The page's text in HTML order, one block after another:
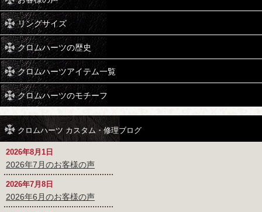
リングサイズ
クロムハーツの歴史
クロムハーツアイテム一覧
クロムハーツのモチーフ
クロムハーツ カスタム・修理ブログ
2026年8月1日
2026年7月のお客様の声
2026年7月8日
2026年6月のお客様の声